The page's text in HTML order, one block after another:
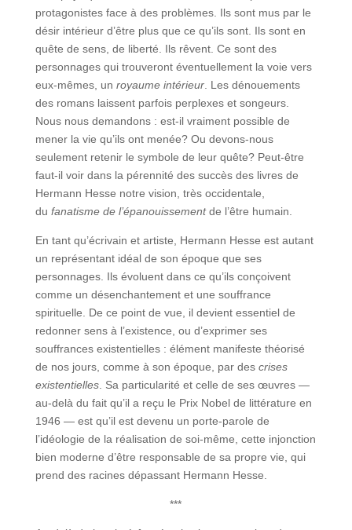
protagonistes face à des problèmes. Ils sont mus par le
désir intérieur d’être plus que ce qu’ils sont. Ils sont en
quête de sens, de liberté. Ils rêvent. Ce sont des
personnages qui trouveront éventuellement la voie vers
eux-mêmes, un royaume intérieur. Les dénouements
des romans laissent parfois perplexes et songeurs.
Nous nous demandons : est-il vraiment possible de
mener la vie qu’ils ont menée? Ou devons-nous
seulement retenir le symbole de leur quête? Peut-être
faut-il voir dans la pérennité des succès des livres de
Hermann Hesse notre vision, très occidentale,
du fanatisme de l’épanouissementde l’être humain.
En tant qu’écrivain et artiste, Hermann Hesse est autant
un représentant idéal de son époque que ses
personnages. Ils évoluent dans ce qu’ils conçoivent
comme un désenchantement et une souffrance
spirituelle. De ce point de vue, il devient essentiel de
redonner sens à l’existence, ou d’exprimer ses
souffrances existentielles : élément manifeste théorisé
de nos jours, comme à son époque, par des crises
existentielles. Sa particularité et celle de ses œuvres —
au-delà du fait qu’il a reçu le Prix Nobel de littérature en
1946 — est qu’il est devenu un porte-parole de
l’idéologie de la réalisation de soi-même, cette injonction
bien moderne d’être responsable de sa propre vie, qui
prend des racines dépassant Hermann Hesse.
***